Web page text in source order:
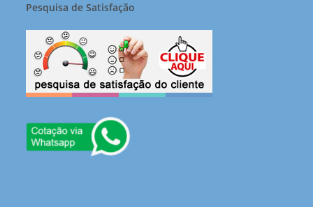
Pesquisa de Satisfação